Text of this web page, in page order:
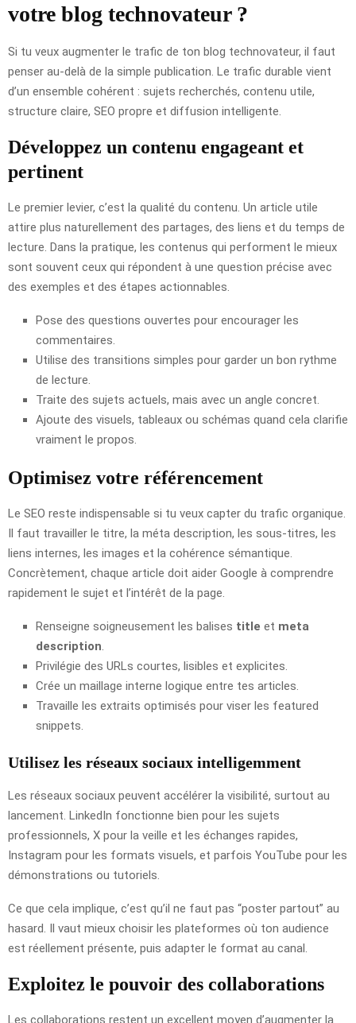
votre blog technovateur ?
Si tu veux augmenter le trafic de ton blog technovateur, il faut
penser au-delà de la simple publication. Le trafic durable vient
d’un ensemble cohérent : sujets recherchés, contenu utile,
structure claire, SEO propre et diffusion intelligente.
Développez un contenu engageant et
pertinent
Le premier levier, c’est la qualité du contenu. Un article utile
attire plus naturellement des partages, des liens et du temps de
lecture. Dans la pratique, les contenus qui performent le mieux
sont souvent ceux qui répondent à une question précise avec
des exemples et des étapes actionnables.
Pose des questions ouvertes pour encourager les
commentaires.
Utilise des transitions simples pour garder un bon rythme
de lecture.
Traite des sujets actuels, mais avec un angle concret.
Ajoute des visuels, tableaux ou schémas quand cela clarifie
vraiment le propos.
Optimisez votre référencement
Le SEO reste indispensable si tu veux capter du trafic organique.
Il faut travailler le titre, la méta description, les sous-titres, les
liens internes, les images et la cohérence sémantique.
Concrètement, chaque article doit aider Google à comprendre
rapidement le sujet et l’intérêt de la page.
Renseigne soigneusement les balises title et meta
description.
Privilégie des URLs courtes, lisibles et explicites.
Crée un maillage interne logique entre tes articles.
Travaille les extraits optimisés pour viser les featured
snippets.
Utilisez les réseaux sociaux intelligemment
Les réseaux sociaux peuvent accélérer la visibilité, surtout au
lancement. LinkedIn fonctionne bien pour les sujets
professionnels, X pour la veille et les échanges rapides,
Instagram pour les formats visuels, et parfois YouTube pour les
démonstrations ou tutoriels.
Ce que cela implique, c’est qu’il ne faut pas “poster partout” au
hasard. Il vaut mieux choisir les plateformes où ton audience
est réellement présente, puis adapter le format au canal.
Exploitez le pouvoir des collaborations
Les collaborations restent un excellent moyen d’augmenter la